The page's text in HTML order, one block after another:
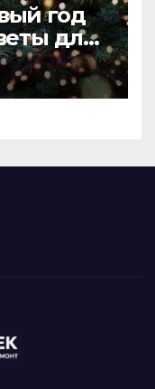
год
для